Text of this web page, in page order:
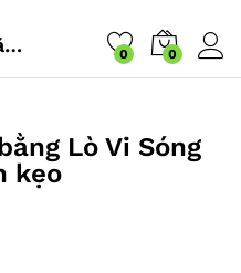
Làm Bắp Rang Bơ bằng Lò Vi Sóng tại nhà ! Dễ như ăn kẹo 0 0
Lò Vi Sóng
kẹo